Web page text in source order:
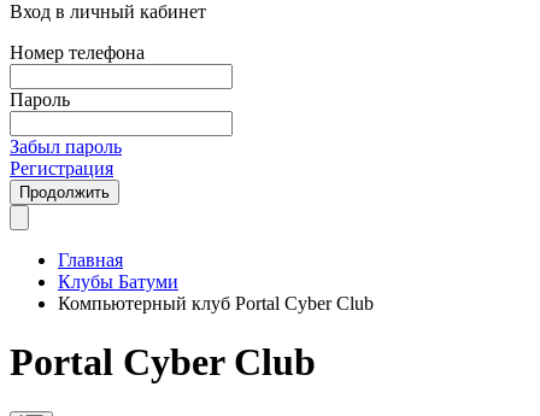
Вход в личный кабинет
Номер телефона
Пароль
Забыл пароль
Регистрация
Продолжить
Главная
Клубы Батуми
Компьютерный клуб Portal Cyber Club
Portal Cyber Club